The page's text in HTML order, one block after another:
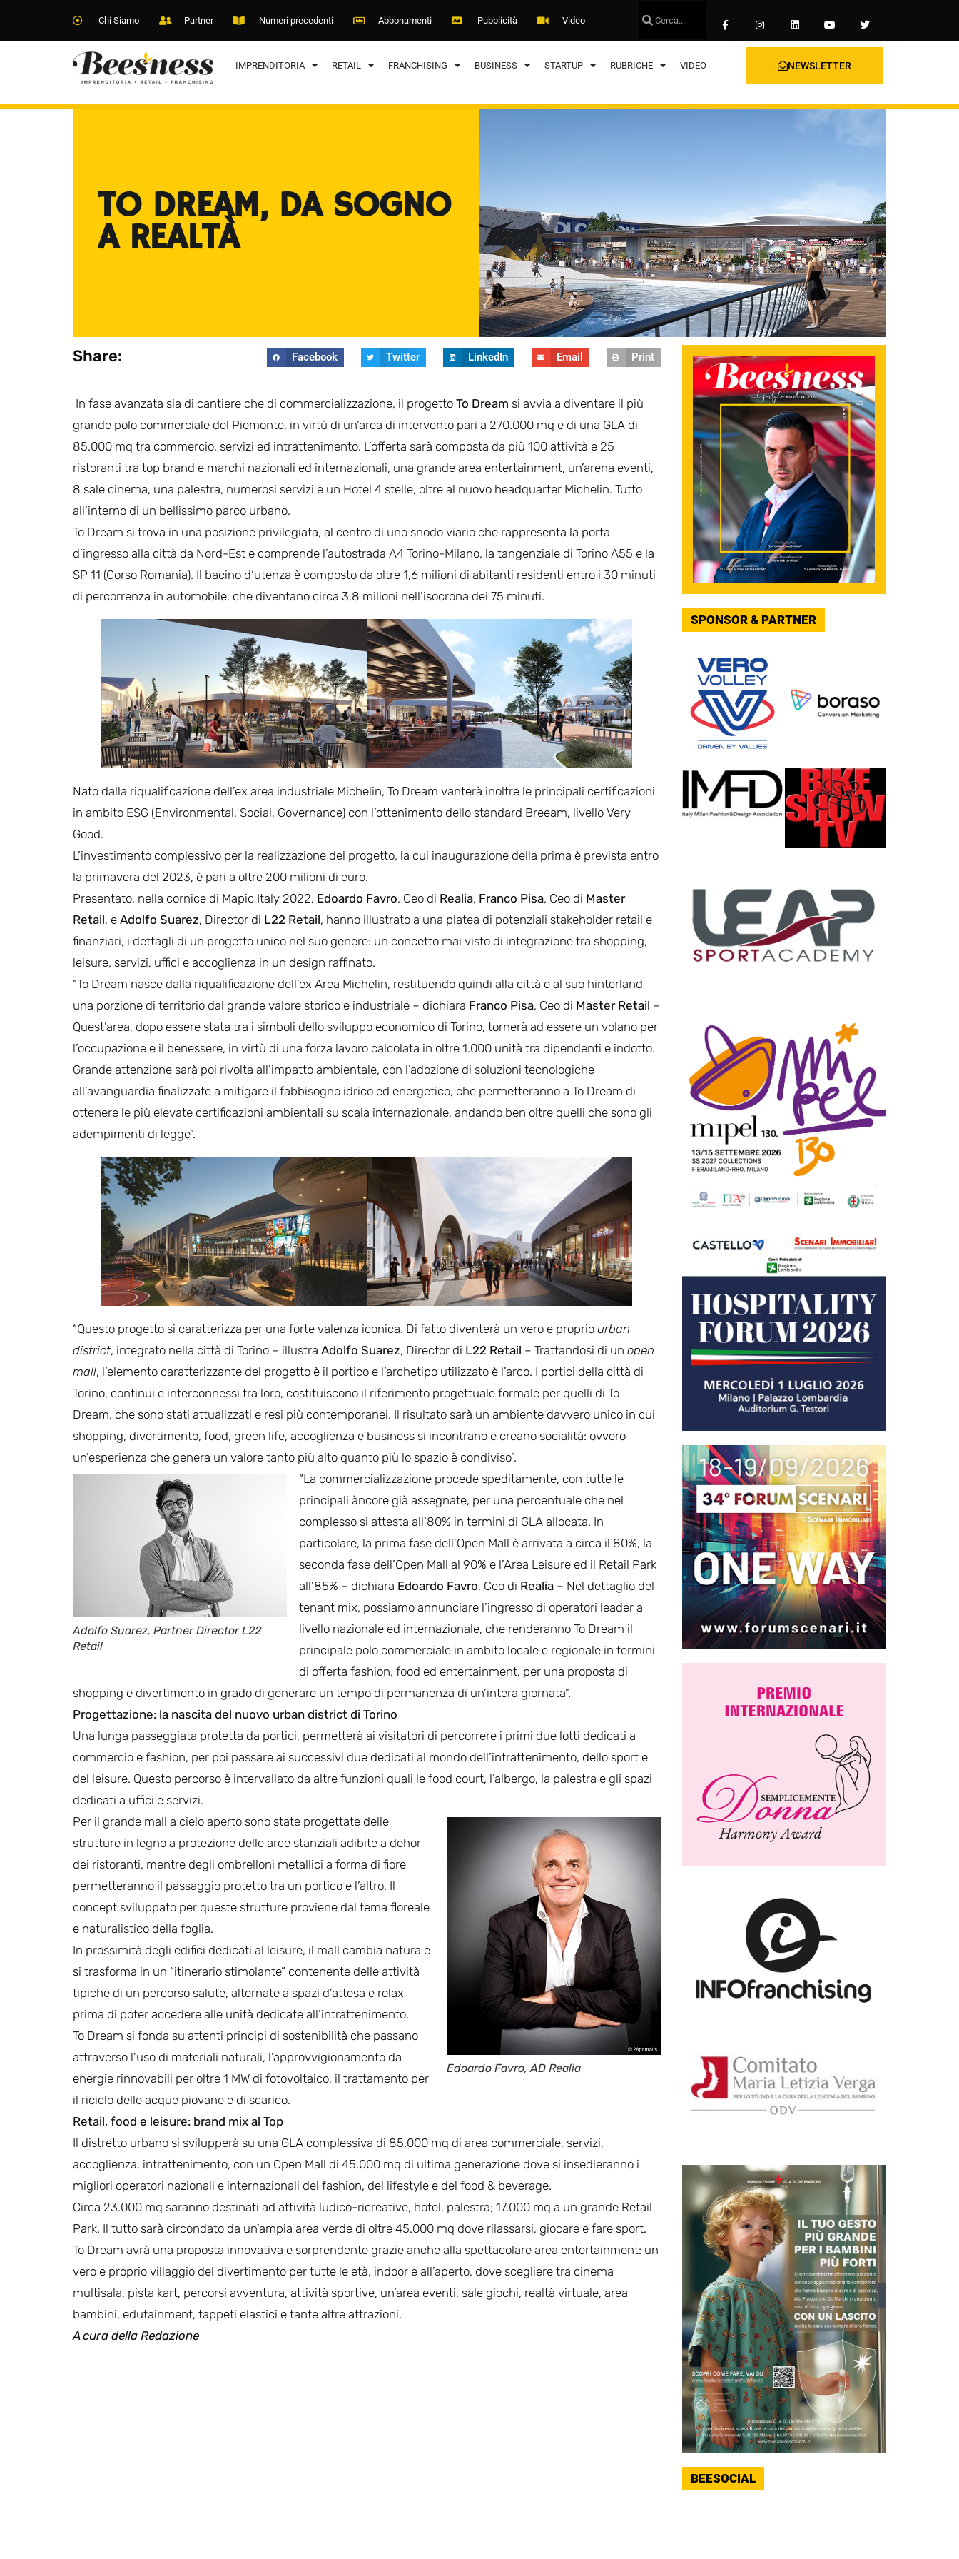
Chi Siamo Partner Numeri precedenti Abbonamenti Pubblicità Video
IMPRENDITORIA RETAIL FRANCHISING BUSINESS STARTUP RUBRICHE VIDEO NEWSLETTER
TO DREAM, DA SOGNO
A REALTÀ
Share: Facebook Twitter LinkedIn Email Print
In fase avanzata sia di cantiere che di commercializzazione, il progetto To Dream si avvia a diventare il più
grande polo commerciale del Piemonte, in virtù di un’area di intervento pari a 270.000 mq e di una GLA di
85.000 mq tra commercio, servizi ed intrattenimento. L’offerta sarà composta da più 100 attività e 25
ristoranti tra top brand e marchi nazionali ed internazionali, una grande area entertainment, un’arena eventi,
8 sale cinema, una palestra, numerosi servizi e un Hotel 4 stelle, oltre al nuovo headquarter Michelin. Tutto
all’interno di un bellissimo parco urbano.
To Dream si trova in una posizione privilegiata, al centro di uno snodo viario che rappresenta la porta
d’ingresso alla città da Nord-Est e comprende l’autostrada A4 Torino-Milano, la tangenziale di Torino A55 e la
SP 11 (Corso Romania). Il bacino d‘utenza è composto da oltre 1,6 milioni di abitanti residenti entro i 30 minuti
di percorrenza in automobile, che diventano circa 3,8 milioni nell’isocrona dei 75 minuti.
Nato dalla riqualificazione dell’ex area industriale Michelin, To Dream vanterà inoltre le principali certificazioni
in ambito ESG (Environmental, Social, Governance) con l’ottenimento dello standard Breeam, livello Very
Good.
L’investimento complessivo per la realizzazione del progetto, la cui inaugurazione della prima è prevista entro
la primavera del 2023, è pari a oltre 200 milioni di euro.
Presentato, nella cornice di Mapic Italy 2022, Edoardo Favro, Ceo di Realia, Franco Pisa, Ceo di Master
Retail, e Adolfo Suarez, Director di L22 Retail, hanno illustrato a una platea di potenziali stakeholder retail e
finanziari, i dettagli di un progetto unico nel suo genere: un concetto mai visto di integrazione tra shopping,
leisure, servizi, uffici e accoglienza in un design raffinato.
“To Dream nasce dalla riqualificazione dell’ex Area Michelin, restituendo quindi alla città e al suo hinterland
una porzione di territorio dal grande valore storico e industriale – dichiara Franco Pisa, Ceo di Master Retail –
Quest’area, dopo essere stata tra i simboli dello sviluppo economico di Torino, tornerà ad essere un volano per
l’occupazione e il benessere, in virtù di una forza lavoro calcolata in oltre 1.000 unità tra dipendenti e indotto.
Grande attenzione sarà poi rivolta all’impatto ambientale, con l’adozione di soluzioni tecnologiche
all’avanguardia finalizzate a mitigare il fabbisogno idrico ed energetico, che permetteranno a To Dream di
ottenere le più elevate certificazioni ambientali su scala internazionale, andando ben oltre quelli che sono gli
adempimenti di legge”.
“Questo progetto si caratterizza per una forte valenza iconica. Di fatto diventerà un vero e proprio urban
district, integrato nella città di Torino – illustra Adolfo Suarez, Director di L22 Retail – Trattandosi di un open
mall, l’elemento caratterizzante del progetto è il portico e l’archetipo utilizzato è l’arco. I portici della città di
Torino, continui e interconnessi tra loro, costituiscono il riferimento progettuale formale per quelli di To
Dream, che sono stati attualizzati e resi più contemporanei. Il risultato sarà un ambiente davvero unico in cui
shopping, divertimento, food, green life, accoglienza e business si incontrano e creano socialità: ovvero
un’esperienza che genera un valore tanto più alto quanto più lo spazio è condiviso”.
Adolfo Suarez, Partner Director L22
Retail
“La commercializzazione procede speditamente, con tutte le
principali àncore già assegnate, per una percentuale che nel
complesso si attesta all’80% in termini di GLA allocata. In
particolare, la prima fase dell’Open Mall è arrivata a circa il 80%, la
seconda fase dell’Open Mall al 90% e l’Area Leisure ed il Retail Park
all’85% – dichiara Edoardo Favro, Ceo di Realia – Nel dettaglio del
tenant mix, possiamo annunciare l’ingresso di operatori leader a
livello nazionale ed internazionale, che renderanno To Dream il
principale polo commerciale in ambito locale e regionale in termini
di offerta fashion, food ed entertainment, per una proposta di
shopping e divertimento in grado di generare un tempo di permanenza di un’intera giornata”.
Progettazione: la nascita del nuovo urban district di Torino
Una lunga passeggiata protetta da portici, permetterà ai visitatori di percorrere i primi due lotti dedicati a
commercio e fashion, per poi passare ai successivi due dedicati al mondo dell’intrattenimento, dello sport e
del leisure. Questo percorso è intervallato da altre funzioni quali le food court, l’albergo, la palestra e gli spazi
dedicati a uffici e servizi.
Edoardo Favro, AD Realia
Per il grande mall a cielo aperto sono state progettate delle
strutture in legno a protezione delle aree stanziali adibite a dehor
dei ristoranti, mentre degli ombrelloni metallici a forma di fiore
permetteranno il passaggio protetto tra un portico e l’altro. Il
concept sviluppato per queste strutture proviene dal tema floreale
e naturalistico della foglia.
In prossimità degli edifici dedicati al leisure, il mall cambia natura e
si trasforma in un “itinerario stimolante” contenente delle attività
tipiche di un percorso salute, alternate a spazi d’attesa e relax
prima di poter accedere alle unità dedicate all’intrattenimento.
To Dream si fonda su attenti principi di sostenibilità che passano
attraverso l’uso di materiali naturali, l’approvvigionamento da
energie rinnovabili per oltre 1 MW di fotovoltaico, il trattamento per
il riciclo delle acque piovane e di scarico.
Retail, food e leisure: brand mix al Top
Il distretto urbano si svilupperà su una GLA complessiva di 85.000 mq di area commerciale, servizi,
accoglienza, intrattenimento, con un Open Mall di 45.000 mq di ultima generazione dove si insedieranno i
migliori operatori nazionali e internazionali del fashion, del lifestyle e del food & beverage.
Circa 23.000 mq saranno destinati ad attività ludico-ricreative, hotel, palestra; 17.000 mq a un grande Retail
Park. Il tutto sarà circondato da un’ampia area verde di oltre 45.000 mq dove rilassarsi, giocare e fare sport.
To Dream avrà una proposta innovativa e sorprendente grazie anche alla spettacolare area entertainment: un
vero e proprio villaggio del divertimento per tutte le età, indoor e all’aperto, dove scegliere tra cinema
multisala, pista kart, percorsi avventura, attività sportive, un’area eventi, sale giochi, realtà virtuale, area
bambini, edutainment, tappeti elastici e tante altre attrazioni.
A cura della Redazione
SPONSOR & PARTNER
BEESOCIAL